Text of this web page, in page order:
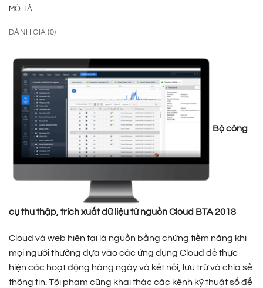
MÔ TẢ
ĐÁNH GIÁ (0)
Bộ công
cụ thu thập, trích xuất dữ liệu từ nguồn Cloud BTA 2018
Cloud và web hiện tại là nguồn bằng chứng tiềm năng khi
mọi người thường dựa vào các ứng dụng Cloud để thực
hiện các hoạt động hàng ngày và kết nối, lưu trữ và chia sẻ
thông tin. Tội phạm cũng khai thác các kênh kỹ thuật số để